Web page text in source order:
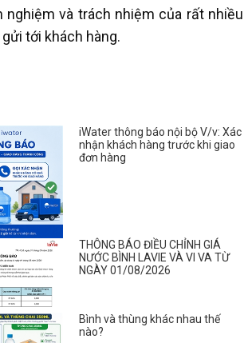
nghiệm và trách nhiệm của rất nhiều
tới khách hàng.
iWater thông báo nội bộ V/v: Xác
nhận khách hàng trước khi giao
đơn hàng
THÔNG BÁO ĐIỀU CHỈNH GIÁ
NƯỚC BÌNH LAVIE VÀ VI VA TỪ
NGÀY 01/08/2026
Bình và thùng khác nhau thế
nào?